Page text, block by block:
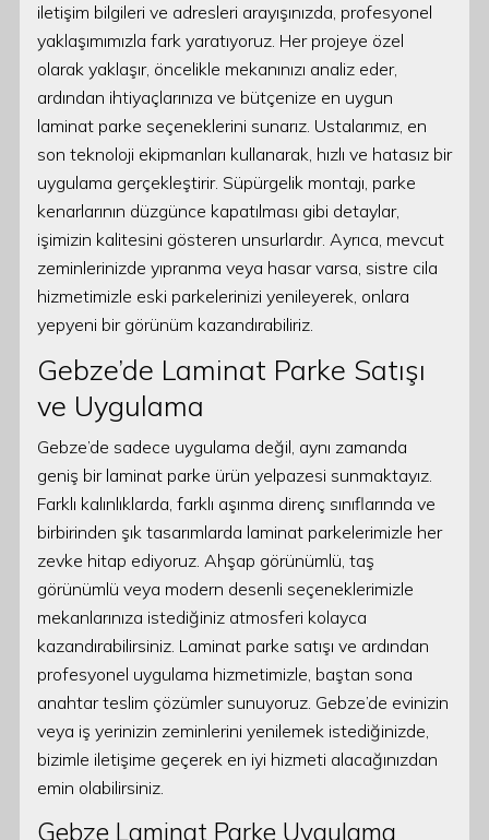
iletişim bilgileri ve adresleri arayışınızda, profesyonel
yaklaşımımızla fark yaratıyoruz. Her projeye özel
olarak yaklaşır, öncelikle mekanınızı analiz eder,
ardından ihtiyaçlarınıza ve bütçenize en uygun
laminat parke seçeneklerini sunarız. Ustalarımız, en
son teknoloji ekipmanları kullanarak, hızlı ve hatasız bir
uygulama gerçekleştirir. Süpürgelik montajı, parke
kenarlarının düzgünce kapatılması gibi detaylar,
işimizin kalitesini gösteren unsurlardır. Ayrıca, mevcut
zeminlerinizde yıpranma veya hasar varsa, sistre cila
hizmetimizle eski parkelerinizi yenileyerek, onlara
yepyeni bir görünüm kazandırabiliriz.
Gebze’de Laminat Parke Satışı
ve Uygulama
Gebze’de sadece uygulama değil, aynı zamanda
geniş bir laminat parke ürün yelpazesi sunmaktayız.
Farklı kalınlıklarda, farklı aşınma direnç sınıflarında ve
birbirinden şık tasarımlarda laminat parkelerimizle her
zevke hitap ediyoruz. Ahşap görünümlü, taş
görünümlü veya modern desenli seçeneklerimizle
mekanlarınıza istediğiniz atmosferi kolayca
kazandırabilirsiniz. Laminat parke satışı ve ardından
profesyonel uygulama hizmetimizle, baştan sona
anahtar teslim çözümler sunuyoruz. Gebze’de evinizin
veya iş yerinizin zeminlerini yenilemek istediğinizde,
bizimle iletişime geçerek en iyi hizmeti alacağınızdan
emin olabilirsiniz.
Gebze Laminat Parke Uygulama